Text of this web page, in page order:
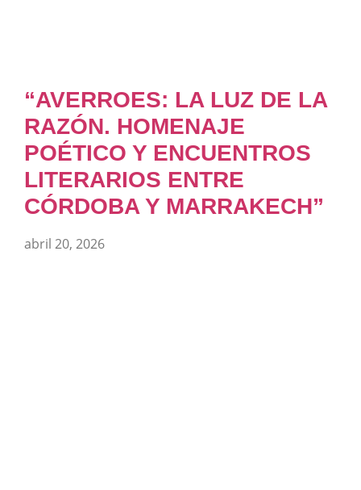
“AVERROES: LA LUZ DE LA
RAZÓN. HOMENAJE
POÉTICO Y ENCUENTROS
LITERARIOS ENTRE
CÓRDOBA Y MARRAKECH”
abril 20, 2026